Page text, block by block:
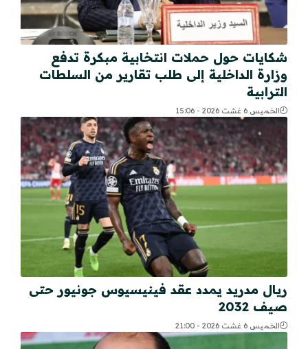
شكايات حول حملات انتخابية مبكرة تدفع
وزارة الداخلية إلى طلب تقارير من السلطات
الترابية
الخميس 6 غشت 2026 - 15:06
ريال مدريد يمدد عقد فينيسيوس جونيور حتى
صيف 2032
الخميس 6 غشت 2026 - 21:00